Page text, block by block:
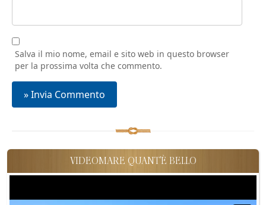
Salva il mio nome, email e sito web in questo browser
per la prossima volta che commento.
VIDEOMARE QUANT'È BELLO